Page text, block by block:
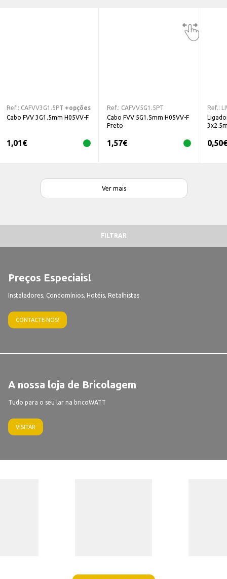
Ref.: CAFVV3G1.5PT +opções
Cabo FVV 3G1.5mm H05VV-F
1,01€
Ref.: CAFVV5G1.5PT
Cabo FVV 5G1.5mm H05VV-F
Preto
1,57€
Ref.:
0,50€
Ver mais
FILTRAR
Preços Especiais!
Instaladores, Condomínios, Hotéis, Retalhistas
CONTACTE-NOS!
A nossa loja de Bricolagem
Tudo para o seu lar na bricoWATT
VISITAR